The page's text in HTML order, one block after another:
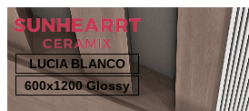
LUCIA BLANCO
600x1200 Glossy